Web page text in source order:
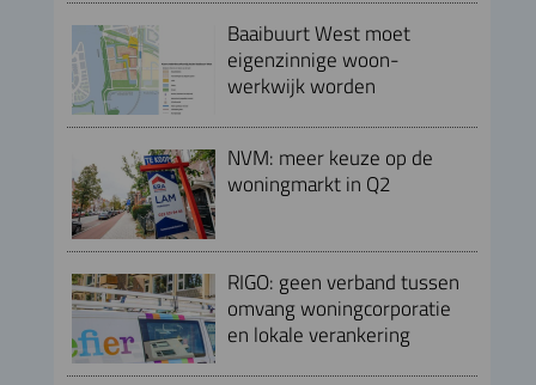
Baaibuurt West moet
eigenzinnige woon-
werkwijk worden
NVM: meer keuze op de
woningmarkt in Q2
RIGO: geen verband tussen
omvang woningcorporatie
en lokale verankering